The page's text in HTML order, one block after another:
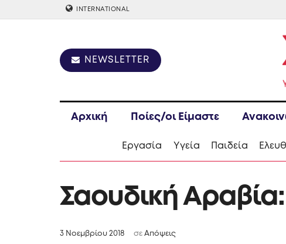
INTERNATIONAL
NEWSLETTER
Αρχική Ποίες/οι Είμαστε
Εργασία Υγεία Παιδεία
Σαουδική Αραβία:
3 Νοεμβρίου 2018 σε Απόψεις